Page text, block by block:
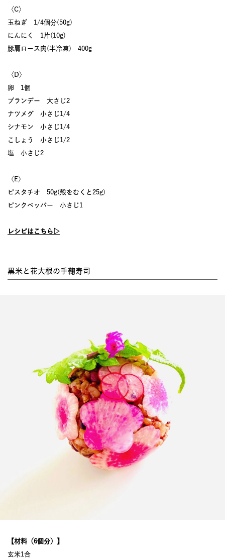
〈C〉
玉ねぎ 1/4個分(50g)
にんにく 1片(10g)
豚肩ロース肉(半冷凍) 400g
〈D〉
卵 1個
ブランデー 大さじ2
ナツメグ 小さじ1/4
シナモン 小さじ1/4
こしょう 小さじ1/2
塩 小さじ2
〈E〉
ピスタチオ 50g(殻をむくと25g)
ピンクペッパー 小さじ1
レシピはこちら▷
黒米と花大根の手鞠寿司
【材料（6個分）】
玄米1合